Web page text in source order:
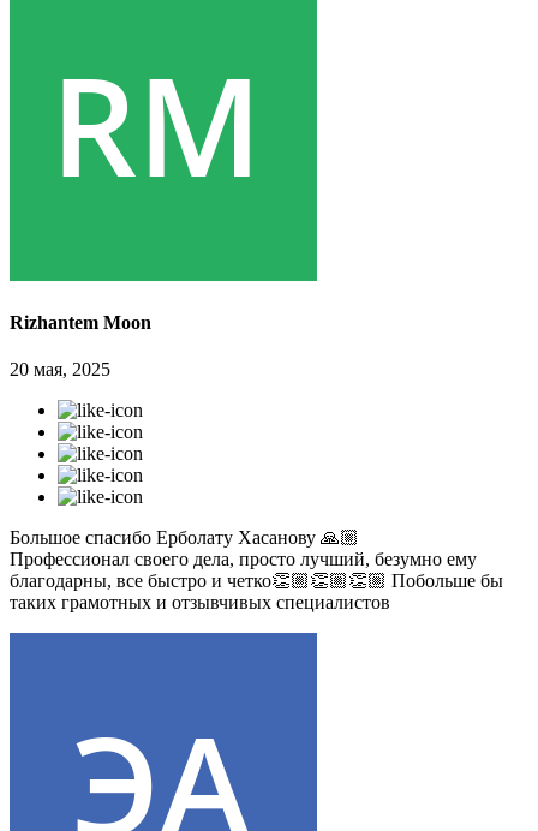
Rizhantem Moon
20 мая, 2025
Большое спасибо Ерболату Хасанову 🙏🏼
Профессионал своего дела, просто лучший, безумно ему
благодарны, все быстро и четко👏🏼👏🏼👏🏼 Побольше бы
таких грамотных и отзывчивых специалистов